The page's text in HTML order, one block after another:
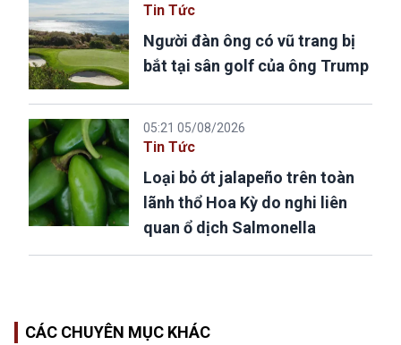
Tin Tức
Người đàn ông có vũ trang bị
bắt tại sân golf của ông Trump
05:21 05/08/2026
Tin Tức
Loại bỏ ớt jalapeño trên toàn
lãnh thổ Hoa Kỳ do nghi liên
quan ổ dịch Salmonella
CÁC CHUYÊN MỤC KHÁC